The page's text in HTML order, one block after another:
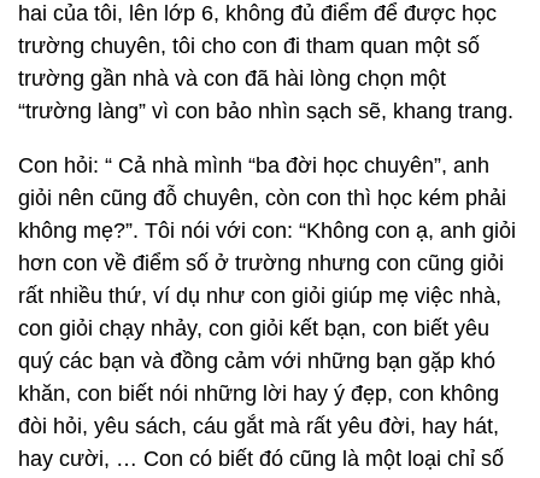
hai của tôi, lên lớp 6, không đủ điểm để được học
trường chuyên, tôi cho con đi tham quan một số
trường gần nhà và con đã hài lòng chọn một
“trường làng” vì con bảo nhìn sạch sẽ, khang trang.
Con hỏi: “ Cả nhà mình “ba đời học chuyên”, anh
giỏi nên cũng đỗ chuyên, còn con thì học kém phải
không mẹ?”. Tôi nói với con: “Không con ạ, anh giỏi
hơn con về điểm số ở trường nhưng con cũng giỏi
rất nhiều thứ, ví dụ như con giỏi giúp mẹ việc nhà,
con giỏi chạy nhảy, con giỏi kết bạn, con biết yêu
quý các bạn và đồng cảm với những bạn gặp khó
khăn, con biết nói những lời hay ý đẹp, con không
đòi hỏi, yêu sách, cáu gắt mà rất yêu đời, hay hát,
hay cười, … Con có biết đó cũng là một loại chỉ số